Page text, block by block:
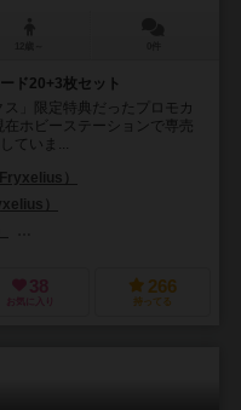
ド20+3枚セット
」限定特典だったプロモカ
ホビーステーションで専売
ていま...
）
）
38
お気に入り
266
持ってる